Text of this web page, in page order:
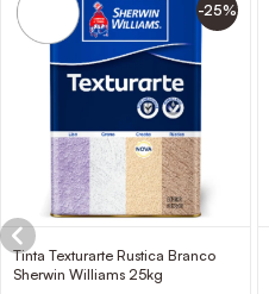
-25%
Tinta Texturarte Rustica Branco
Sherwin Williams 25kg